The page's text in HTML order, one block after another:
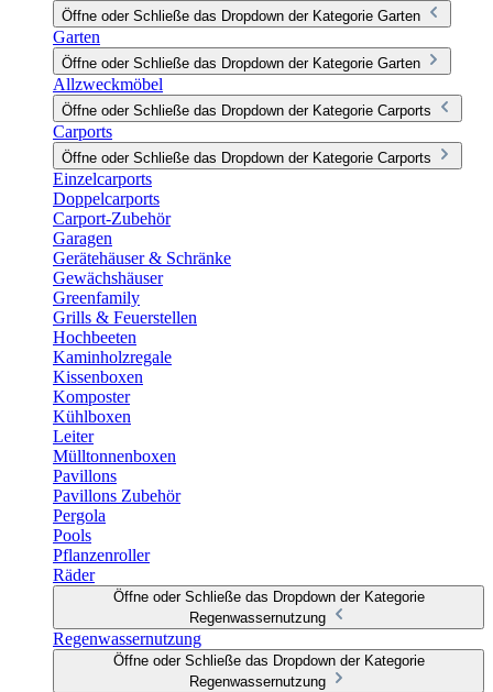
Öffne oder Schließe das Dropdown der Kategorie Garten
Garten
Öffne oder Schließe das Dropdown der Kategorie Garten
Allzweckmöbel
Öffne oder Schließe das Dropdown der Kategorie Carports
Carports
Öffne oder Schließe das Dropdown der Kategorie Carports
Einzelcarports
Doppelcarports
Carport-Zubehör
Garagen
Gerätehäuser & Schränke
Gewächshäuser
Greenfamily
Grills & Feuerstellen
Hochbeeten
Kaminholzregale
Kissenboxen
Komposter
Kühlboxen
Leiter
Mülltonnenboxen
Pavillons
Pavillons Zubehör
Pergola
Pools
Pflanzenroller
Räder
Öffne oder Schließe das Dropdown der Kategorie
Regenwassernutzung
Regenwassernutzung
Öffne oder Schließe das Dropdown der Kategorie
Regenwassernutzung